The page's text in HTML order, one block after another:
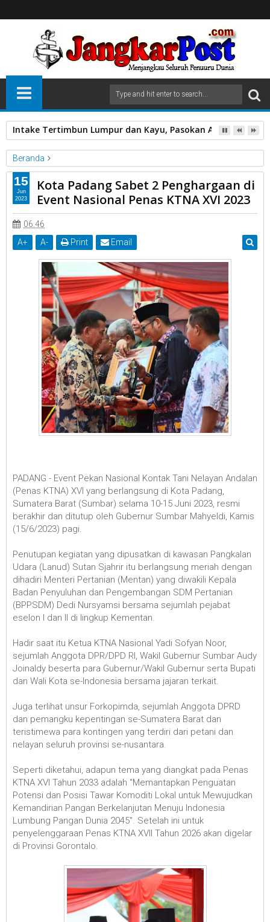
Intake Tertimbun Lumpur dan Kayu, Pasokan Air Bersih di
Beranda
kota Padang
Kota Padang Sabet 2 Penghargaan di Event Nasional Penas
KTNA XVI 2023
Kota Padang Sabet 2 Penghargaan di
Event Nasional Penas KTNA XVI 2023
06.46
A+ A- Print Email
PADANG - Event Pekan Nasional Kontak Tani Nelayan Andalan
(Penas KTNA) XVI yang berlangsung di Kota Padang,
Sumatera Barat (Sumbar) selama 10-15 Juni 2023, resmi
berakhir dan ditutup oleh Gubernur Sumbar Mahyeldi, Kamis
(15/6/2023) pagi.
Penutupan kegiatan yang dipusatkan di kawasan Pangkalan
Udara (Lanud) Sutan Sjahrir itu berlangsung meriah dengan
dihadiri Menteri Pertanian (Mentan) yang diwakili Kepala
Badan Penyuluhan dan Pengembangan SDM Pertanian
(BPPSDM) Dedi Nursyamsi bersama sejumlah pejabat
eselon I dan II di lingkup Kementan.
Hadir saat itu Ketua KTNA Nasional Yadi Sofyan Noor,
sejumlah Anggota DPR/DPD RI, Wakil Gubernur Sumbar Audy
Joinaldy beserta para Gubernur/Wakil Gubernur serta Bupati
dan Wali Kota se-Indonesia bersama jajaran terkait.
Juga terlihat unsur Forkopimda, sejumlah Anggota DPRD
dan pemangku kepentingan se-Sumatera Barat dan
teristimewa para kontingen yang terdiri dari petani dan
nelayan seluruh provinsi se-nusantara.
Seperti diketahui, adapun tema yang diangkat pada Penas
KTNA XVI Tahun 2033 adalah "Memantapkan Penguatan
Potensi dan Posisi Tawar Komoditi Lokal untuk Mewujudkan
Kemandirian Pangan Berkelanjutan Menuju Indonesia
Lumbung Pangan Dunia 2045". Setelah ini untuk
penyelenggaraan Penas KTNA XVII Tahun 2026 akan digelar
di Provinsi Gorontalo.
15
Jun
2023